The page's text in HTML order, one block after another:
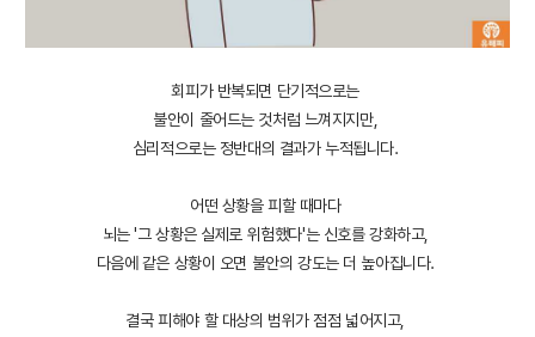
회피가 반복되면 단기적으로는
불안이 줄어드는 것처럼 느껴지지만,
심리적으로는 정반대의 결과가 누적됩니다.
어떤 상황을 피할 때마다
뇌는 '그 상황은 실제로 위험했다'는 신호를 강화하고,
다음에 같은 상황이 오면 불안의 강도는 더 높아집니다.
결국 피해야 할 대상의 범위가 점점 넓어지고,